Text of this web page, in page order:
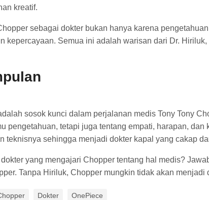
kreatif.
sebagai dokter bukan hanya karena
kepercayaan. Semua ini adalah warisan dari Dr.
sosok kunci dalam perjalanan medis Tony Tony
pengetahuan, tetapi juga tentang empati, harapan,
teknisnya sehingga menjadi dokter kapal yang cakap
yang mengajari Chopper tentang hal medis?
Tanpa Hiriluk, Chopper mungkin tidak akan
Dokter OnePiece